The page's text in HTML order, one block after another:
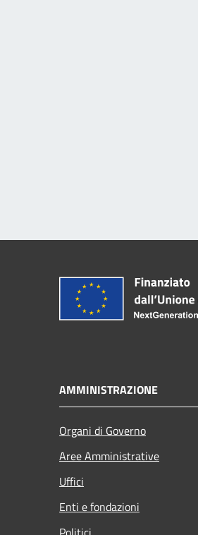
AMMINISTRAZIONE
Organi di Governo
Aree Amministrative
Uffici
Enti e fondazioni